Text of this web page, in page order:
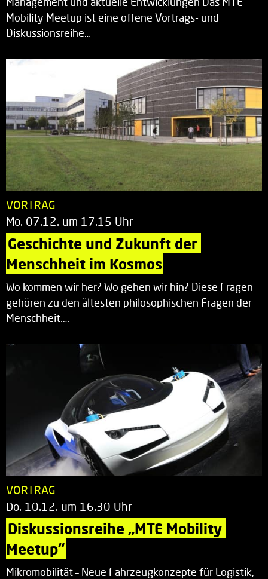
Mobility Meetup ist eine offene Vortrags- und
Diskussionsreihe…
VORTRAG
Mo. 07.12. um 17.15 Uhr
Geschichte und Zukunft der
Menschheit im Kosmos
Wo kommen wir her? Wo gehen wir hin? Diese Fragen
gehören zu den ältesten philosophischen Fragen der
Menschheit.…
VORTRAG
Do. 10.12. um 16.30 Uhr
Diskussionsreihe „MTE Mobility
Meetup“
Mikromobilität – Neue Fahrzeugkonzepte für Logistik,